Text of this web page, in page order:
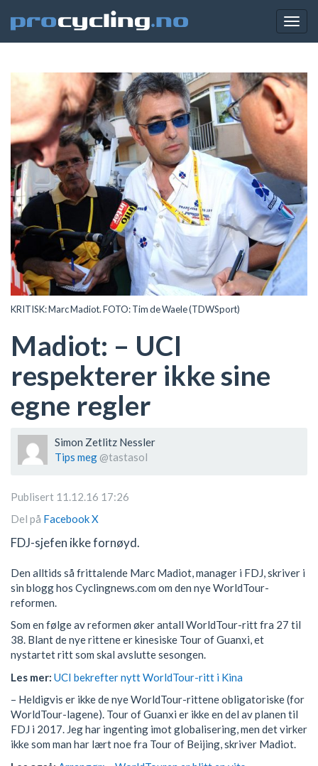
KRITISK: Marc Madiot. FOTO: Tim de Waele (TDWSport)
Madiot: – UCI
respekterer ikke sine
egne regler
Simon Zetlitz Nessler
Tips meg @tastasol
Publisert 11.12.16 17:26
Del på FacebookX
FDJ-sjefen ikke fornøyd.
Den alltids så frittalende Marc Madiot, manager i FDJ, skriver i
sin blogg hos Cyclingnews.com om den nye WorldTour-
reformen.
Som en følge av reformen øker antall WorldTour-ritt fra 27 til
38. Blant de nye rittene er kinesiske Tour of Guanxi, et
nystartet ritt som skal avslutte sesongen.
Les mer: UCI bekrefter nytt WorldTour-ritt i Kina
– Heldigvis er ikke de nye WorldTour-rittene obligatoriske (for
WorldTour-lagene). Tour of Guanxi er ikke en del av planen til
FDJ i 2017. Jeg har ingenting imot globalisering, men det virker
ikke som man har lært noe fra Tour of Beijing, skriver Madiot.